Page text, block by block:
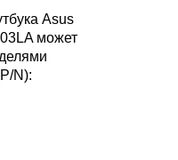
Asus
может
N):